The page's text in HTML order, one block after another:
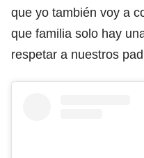
que yo también voy a
que familia solo hay
respetar a nuestros